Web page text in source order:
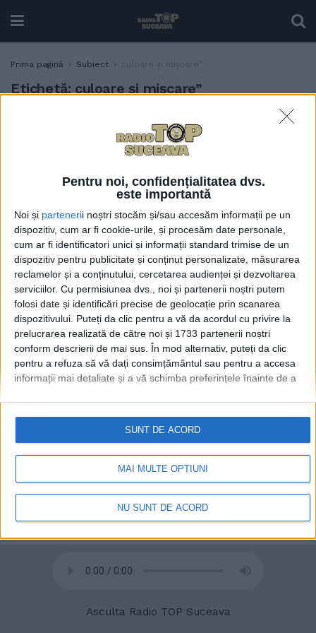
Pentru noi, confidențialitatea dvs.
este importantă
Noi și partenerii noștri stocăm și/sau accesăm informații pe un
dispozitiv, cum ar fi cookie-urile, și procesăm date personale,
cum ar fi identificatori unici și informații standard trimise de un
dispozitiv pentru publicitate și conținut personalizate, măsurarea
reclamelor și a conținutului, cercetarea audienței și dezvoltarea
serviciilor. Cu permisiunea dvs., noi și partenerii noștri putem
folosi date și identificări precise de geolocație prin scanarea
dispozitivului. Puteți da clic pentru a vă da acordul cu privire la
prelucrarea realizată de către noi și 1733 partenerii noștri
conform descrierii de mai sus. În mod alternativ, puteți da clic
pentru a refuza să vă dați consimțământul sau pentru a accesa
informații mai detaliate și a vă schimba preferințele înainte de a
retrageți consimțământul în orice moment, revenind la acest site
și făcând clic pe butonul "Confidențialitate" din partea de jos a
paginii web.
MAI MULTE OPȚIUNI
NU SUNT DE ACORD
SUNT DE ACORD
Prima pagină Subiect culoare și mișcare”
Etichetă: culoare și mișcare”
11 din cele 13 școli pentru
deficienți de auz din
România, prezente la
ediție a Concursului
Național „Comunicăm prin
gest, culoare și mișcare”
21 APRILIE, 2023
© 2020Radio TOP Suceava 104 FM
Asculta Radio TOP Suceava